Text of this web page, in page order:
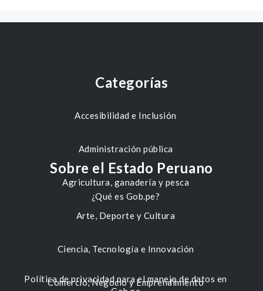
Categorías
Accesibilidad e Inclusión
Administración pública
Agricultura, ganadería y pesca
Arte, Deporte y Cultura
Ciencia, Tecnología e Innovación
Comercio, Negocio y Emprendimiento
Sobre el Estado Peruano
¿Qué es Gob.pe?
Política de privacidad para el manejo de datos en